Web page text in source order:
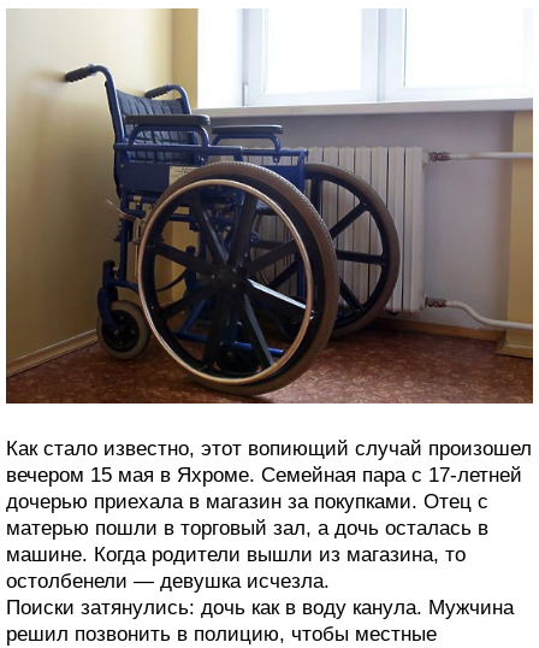
Как стало известно, этот вопиющий случай произошел
вечером 15 мая в Яхроме. Семейная пара с 17-летней
дочерью приехала в магазин за покупками. Отец с
матерью пошли в торговый зал, а дочь осталась в
машине. Когда родители вышли из магазина, то
остолбенели — девушка исчезла.
Поиски затянулись: дочь как в воду канула. Мужчина
решил позвонить в полицию, чтобы местные